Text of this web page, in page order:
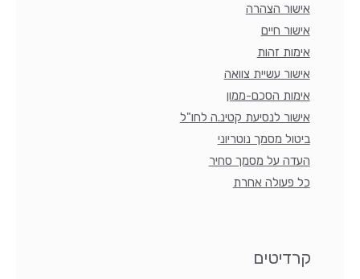
אישור הצהרה
אישור חיים
אימות זהות
אישור עשיית צוואה
אימות הסכם-ממון
אישור לנסיעת קטינ.ה לחו"ל
ביטול מסמך נוטריוני
העדה על מסמך סחיר
כל פעולה אחרת
קרדיטים